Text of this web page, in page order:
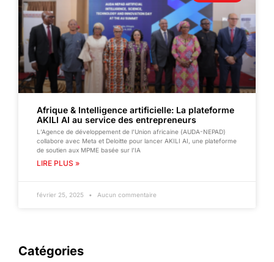
Afrique & Intelligence artificielle: La plateforme
AKILI AI au service des entrepreneurs
L’Agence de développement de l’Union africaine (AUDA-NEPAD)
collabore avec Meta et Deloitte pour lancer AKILI AI, une plateforme
de soutien aux MPME basée sur l’IA
LIRE PLUS »
février 25, 2025 Aucun commentaire
Catégories